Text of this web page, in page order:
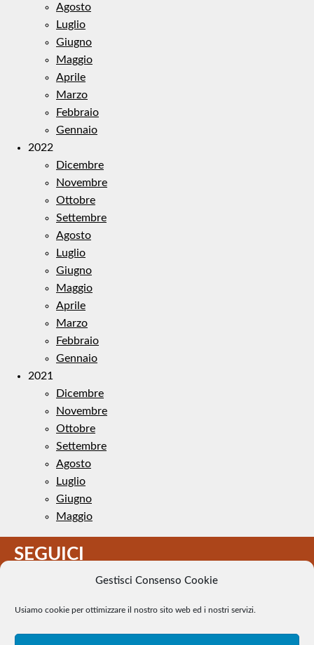
Gestisci Consenso Cookie
Usiamo cookie per ottimizzare il nostro sito web ed i nostri servizi.
Agosto
Luglio
Giugno
Maggio
Aprile
Marzo
Febbraio
Gennaio
2022
Dicembre
Novembre
Ottobre
Settembre
Agosto
Luglio
Giugno
Maggio
Aprile
Marzo
Febbraio
Gennaio
2021
Dicembre
Novembre
Ottobre
Settembre
Agosto
Luglio
Giugno
Maggio
SEGUICI